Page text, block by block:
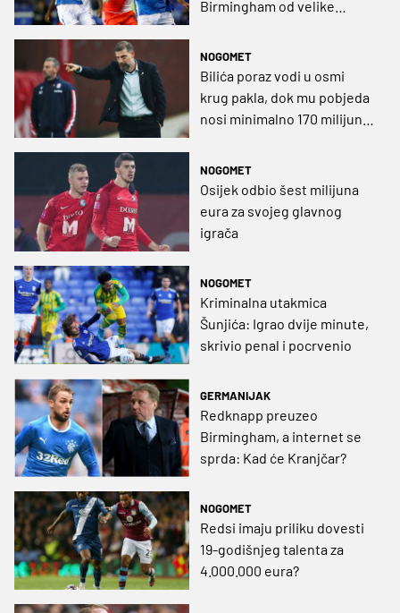
Birmingham od velike
utakmice
NOGOMET
Bilića poraz vodi u osmi
krug pakla, dok mu pobjeda
nosi minimalno 170 milijuna
NOGOMET
Osijek odbio šest milijuna
eura za svojeg glavnog
igrača
NOGOMET
Kriminalna utakmica
Šunjića: Igrao dvije minute,
skrivio penal i pocrvenio
GERMANIJAK
Redknapp preuzeo
Birmingham, a internet se
sprda: Kad će Kranjčar?
NOGOMET
Redsi imaju priliku dovesti
19-godišnjeg talenta za
4.000.000 eura?